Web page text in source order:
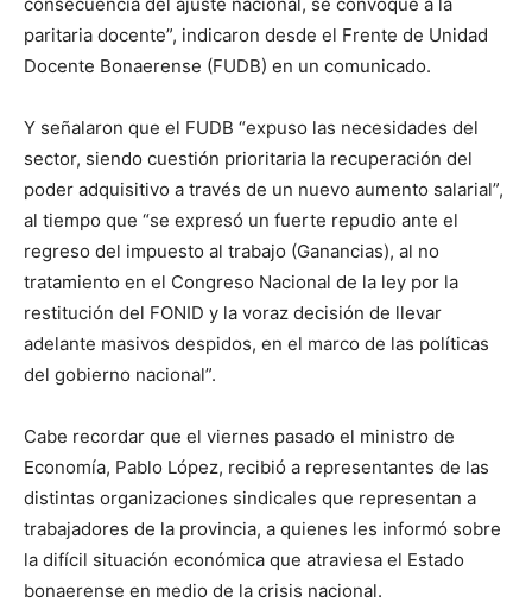
paritaria docente”, indicaron desde el Frente de Unidad
Docente Bonaerense (FUDB) en un comunicado.
Y señalaron que el FUDB “expuso las necesidades del
sector, siendo cuestión prioritaria la recuperación del
poder adquisitivo a través de un nuevo aumento salarial”,
al tiempo que “se expresó un fuerte repudio ante el
regreso del impuesto al trabajo (Ganancias), al no
tratamiento en el Congreso Nacional de la ley por la
restitución del FONID y la voraz decisión de llevar
adelante masivos despidos, en el marco de las políticas
del gobierno nacional”.
Cabe recordar que el viernes pasado el ministro de
Economía, Pablo López, recibió a representantes de las
distintas organizaciones sindicales que representan a
trabajadores de la provincia, a quienes les informó sobre
la difícil situación económica que atraviesa el Estado
bonaerense en medio de la crisis nacional.